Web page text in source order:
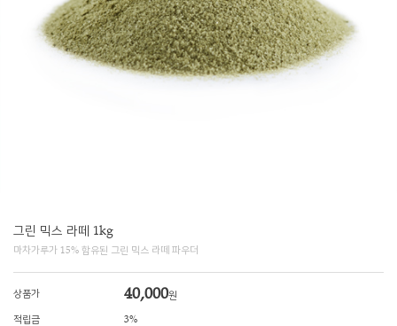
그린 믹스 라떼 1kg
마차가루가 15% 함유된 그린 믹스 라떼 파우더
상품가 40,000원
적립금 3%